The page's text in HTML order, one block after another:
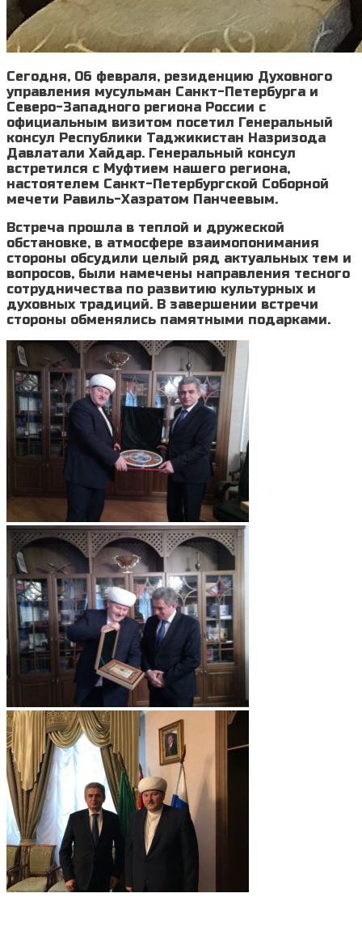
Сегодня, 06 февраля, резиденцию Духовного
управления мусульман Санкт-Петербурга и
Северо-Западного региона России с
официальным визитом посетил Генеральный
консул Республики Таджикистан Назризода
Давлатали Хайдар. Генеральный консул
встретился с Муфтием нашего региона,
настоятелем Санкт-Петербургской Соборной
мечети Равиль-Хазратом Панчеевым.
Встреча прошла в теплой и дружеской
обстановке, в атмосфере взаимопонимания
стороны обсудили целый ряд актуальных тем и
вопросов, были намечены направления тесного
сотрудничества по развитию культурных и
духовных традиций. В завершении встречи
стороны обменялись памятными подарками.